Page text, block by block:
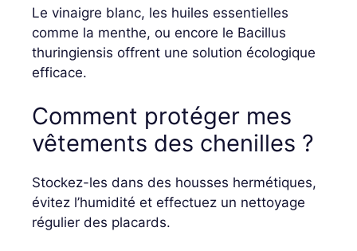
Le vinaigre blanc, les huiles essentielles
comme la menthe, ou encore le Bacillus
thuringiensis offrent une solution écologique
efficace.
Comment protéger mes
vêtements des chenilles ?
Stockez-les dans des housses hermétiques,
évitez l’humidité et effectuez un nettoyage
régulier des placards.